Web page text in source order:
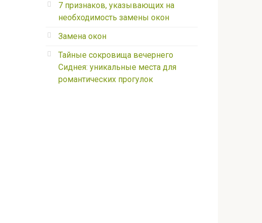
7 признаков, указывающих на
необходимость замены окон
Замена окон
Тайные сокровища вечернего
Сиднея: уникальные места для
романтических прогулок